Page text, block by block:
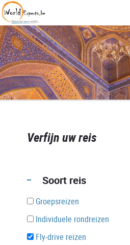
Verfijn uw reis
Soort reis
Groepsreizen
Individuele rondreizen
Fly-drive reizen